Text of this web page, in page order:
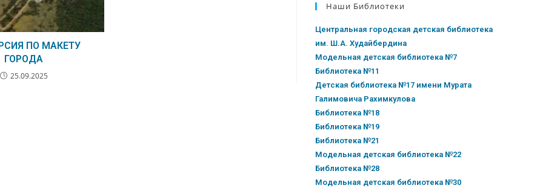
ПО МАКЕТУ
ГОРОДА
25.09.2025
Наши Библиотеки
Центральная городская детская библиотека
им. Ш.А. Худайбердина
Модельная детская библиотека №7
Библиотека №11
Детская библиотека №17 имени Мурата
Галимовича Рахимкулова
Библиотека №18
Библиотека №19
Библиотека №21
Модельная детская библиотека №22
Библиотека №28
Модельная детская библиотека №30